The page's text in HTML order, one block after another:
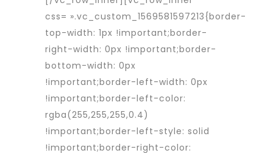
css= ».vc_custom_1569581597213{border-
top-width: 1px !important;border-
right-width: 0px !important;border-
bottom-width: 0px
!important;border-left-width: 0px
!important;border-left-color:
rgba(255,255,255,0.4)
!important;border-left-style: solid
!important;border-right-color: